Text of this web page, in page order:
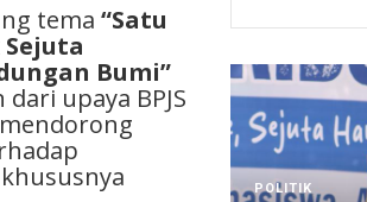
tema “Satu
Bumi”
upaya BPJS
POLITIK